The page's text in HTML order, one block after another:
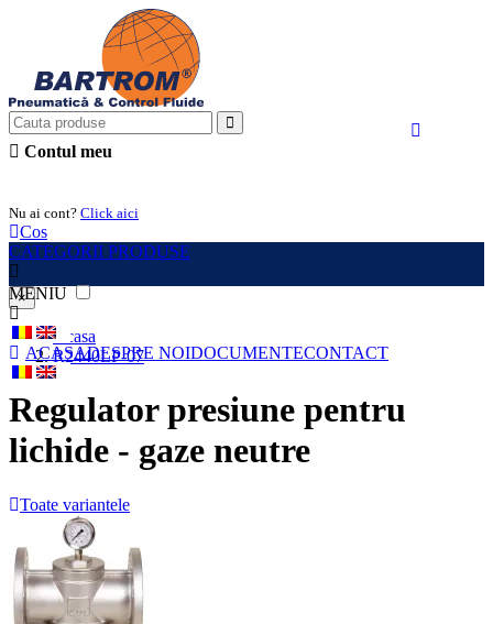
Contul meu
Nu ai cont? Click aici
Cos
CATEGORII PRODUSE
MENIU
ACASADESPRE NOIDOCUMENTECONTACT
×
Acasa
R2440LP-07
Regulator presiune pentru
lichide - gaze neutre
Toate variantele